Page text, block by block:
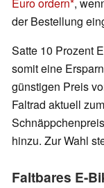
der Bestellung
Satte 10 Prozent
somit eine
günstigen Preis
Faltrad aktuell
hinzu. Zur Wahl
Faltbares E-